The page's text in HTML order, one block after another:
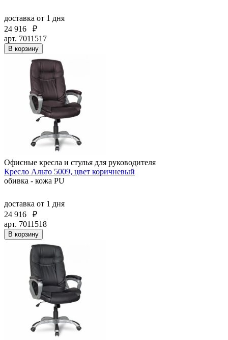
доставка от 1 дня
24 916
₽
арт. 7011517
В корзину
Офисные кресла и стулья для руководителя
Кресло Альто 5009, цвет коричневый
обивка - кожа PU
доставка от 1 дня
24 916
₽
арт. 7011518
В корзину